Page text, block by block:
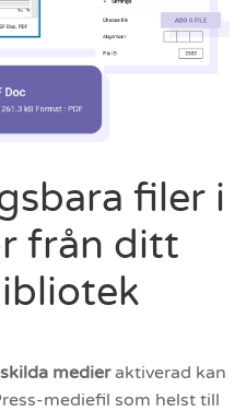
filer i
från ditt
medieraktiverad kan
mediefil som helst till